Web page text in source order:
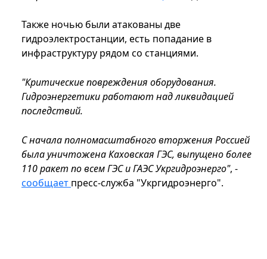
Также ночью были атакованы две
гидроэлектростанции, есть попадание в
инфраструктуру рядом со станциями.
"Критические повреждения оборудования.
Гидроэнергетики работают над ликвидацией
последствий.
С начала полномасштабного вторжения Россией
была уничтожена Каховская ГЭС, выпущено более
110 ракет по всем ГЭС и ГАЭС Укргидроэнерго", -
сообщает пресс-служба "Укргидроэнерго".